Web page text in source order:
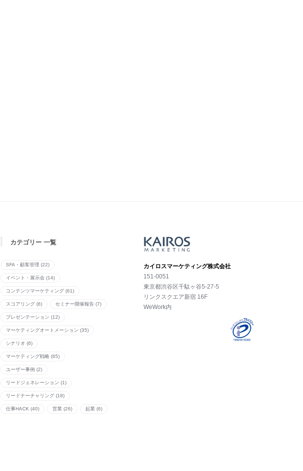
カテゴリー 一覧
SFA・顧客管理 (22)
イベント・展示会 (14)
コンテンツマーケティング (61)
スコアリング (6) セミナー開催報告 (7)
プレゼンテーション (12)
マーケティングオートメーション (35)
シナリオ (6)
マーケティング戦略 (65)
ユーザー事例 (2)
リードジェネレーション (1)
リードナーチャリング (18)
仕事HACK (40) 営業 (26) 起業 (6)
カイロスマーケティング株式会社
151-0051
東京都渋⾕区千駄ヶ谷5-27-5
リンクスクエア新宿 16F
WeWork内